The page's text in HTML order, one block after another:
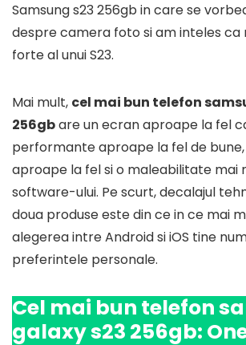
Samsung s23 256gb in care se
despre camera foto si am inteles ca
forte al unui S23.
Mai mult, cel mai bun telefon
256gbare un ecran aproape la fel
performante aproape la fel de
aproape la fel si o maleabilitate mai
software-ului. Pe scurt, decalajul
doua produse este din ce in ce mai
alegerea intre Android si iOS tine
preferintele personale.
Cel mai bun telefon
galaxy s23 256gb: